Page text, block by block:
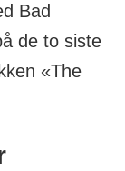
Bad
de to siste
«The